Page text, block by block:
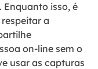
Enquanto isso, é
a
on-line sem o
usar as capturas